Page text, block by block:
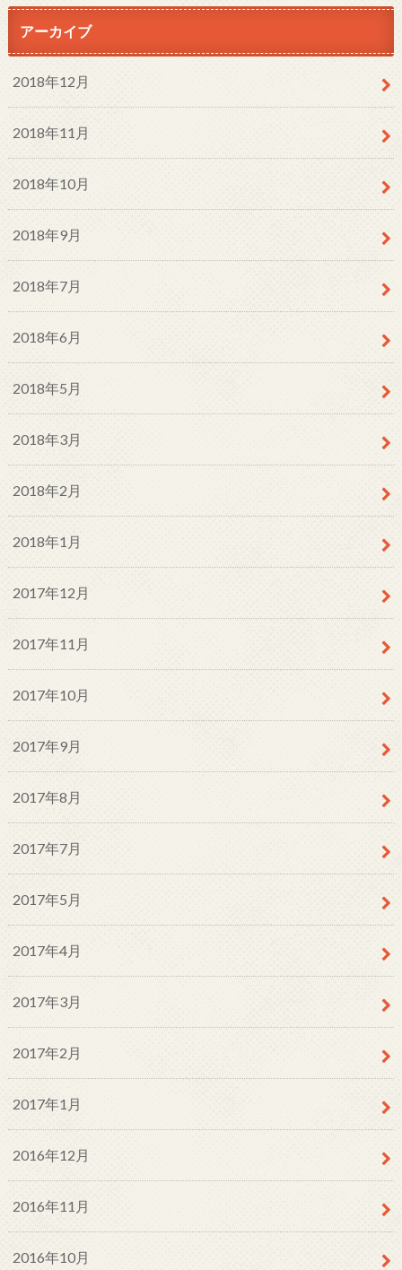
アーカイブ
2018年12月
2018年11月
2018年10月
2018年9月
2018年7月
2018年6月
2018年5月
2018年3月
2018年2月
2018年1月
2017年12月
2017年11月
2017年10月
2017年9月
2017年8月
2017年7月
2017年5月
2017年4月
2017年3月
2017年2月
2017年1月
2016年12月
2016年11月
2016年10月